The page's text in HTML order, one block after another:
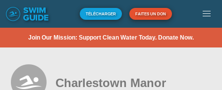
TÉLÉCHARGER FAITES UN DON
Join Our Mission: Support Clean Water Today. Donate Now.
Charlestown Manor